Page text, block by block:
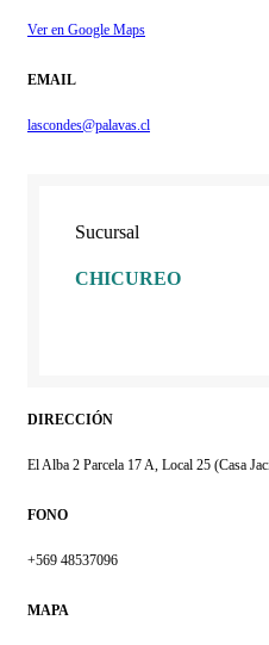
Ver en Google Maps
EMAIL
lascondes@palavas.cl
Sucursal
CHICUREO
DIRECCIÓN
El Alba 2 Parcela 17 A, Local 25 (Casa
FONO
+569 48537096
MAPA